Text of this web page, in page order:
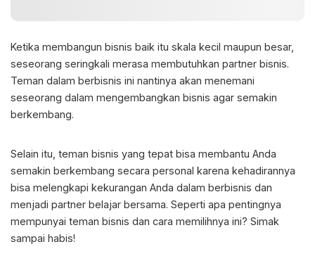
Ketika membangun bisnis baik itu skala kecil maupun besar,
seseorang seringkali merasa membutuhkan partner bisnis.
Teman dalam berbisnis ini nantinya akan menemani
seseorang dalam mengembangkan bisnis agar semakin
berkembang.
Selain itu, teman bisnis yang tepat bisa membantu Anda
semakin berkembang secara personal karena kehadirannya
bisa melengkapi kekurangan Anda dalam berbisnis dan
menjadi partner belajar bersama. Seperti apa pentingnya
mempunyai teman bisnis dan cara memilihnya ini? Simak
sampai habis!